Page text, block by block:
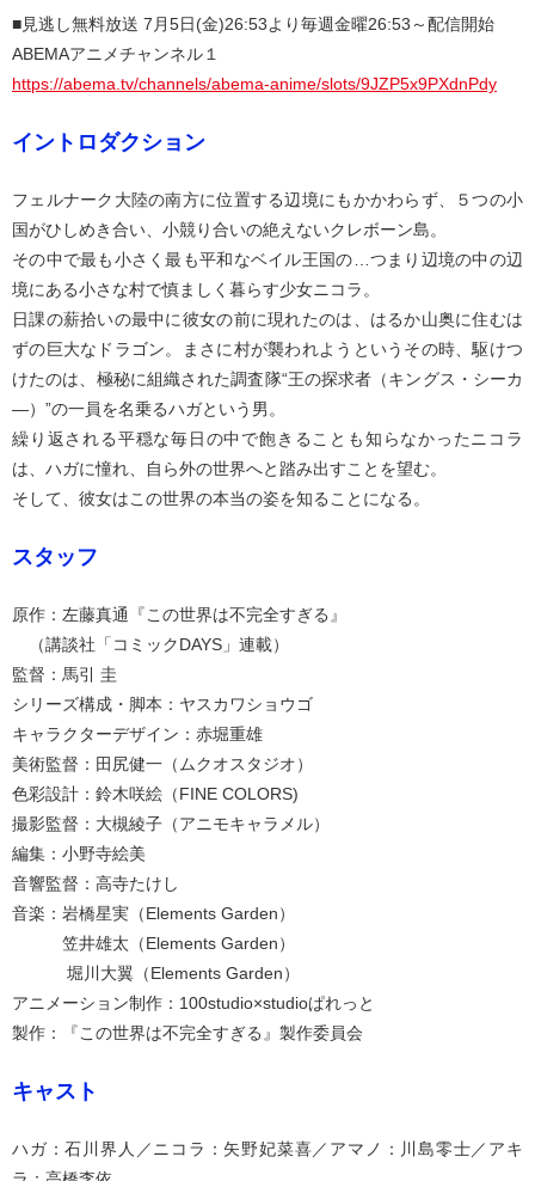
■見逃し無料放送 7月5日(金)26:53より毎週金曜26:53～配信開始
ABEMAアニメチャンネル１
https://abema.tv/channels/abema-anime/slots/9JZP5x9PXdnPdy
イントロダクション
フェルナーク大陸の南方に位置する辺境にもかかわらず、５つの小
国がひしめき合い、小競り合いの絶えないクレボーン島。
その中で最も小さく最も平和なベイル王国の…つまり辺境の中の辺
境にある小さな村で慎ましく暮らす少女ニコラ。
日課の薪拾いの最中に彼女の前に現れたのは、はるか山奥に住むは
ずの巨大なドラゴン。まさに村が襲われようというその時、駆けつ
けたのは、極秘に組織された調査隊“王の探求者（キングス・シーカ
―）”の一員を名乗るハガという男。
繰り返される平穏な毎日の中で飽きることも知らなかったニコラ
は、ハガに憧れ、自ら外の世界へと踏み出すことを望む。
そして、彼女はこの世界の本当の姿を知ることになる。
スタッフ
原作：左藤真通『この世界は不完全すぎる』
（講談社「コミックDAYS」連載）
監督：馬引 圭
シリーズ構成・脚本：ヤスカワショウゴ
キャラクターデザイン：赤堀重雄
美術監督：田尻健一（ムクオスタジオ）
色彩設計：鈴木咲絵（FINE COLORS)
撮影監督：大槻綾子（アニモキャラメル）
編集：小野寺絵美
音響監督：高寺たけし
音楽：岩橋星実（Elements Garden）
笠井雄太（Elements Garden）
堀川大翼（Elements Garden）
アニメーション制作：100studio×studioぱれっと
製作：『この世界は不完全すぎる』製作委員会
キャスト
ハガ：石川界人／ニコラ：矢野妃菜喜／アマノ：川島零士／アキ